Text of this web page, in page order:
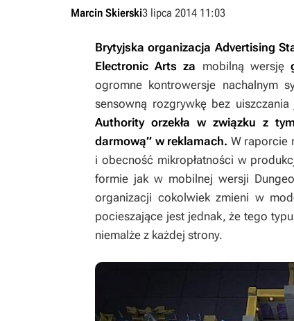
Marcin Skierski3 lipca 2014 11:03
Brytyjska organizacja Advertising
Electronic Arts za mobilną wersję
ogromne kontrowersje nachalnym
sensowną rozgrywkę bez uiszczania
Authority orzekła w związku z
darmową” w reklamach. W raporcie
i obecność mikropłatności w
formie jak w mobilnej wersji
organizacji cokolwiek zmieni w
pocieszające jest jednak, że tego
niemalże z każdej strony.